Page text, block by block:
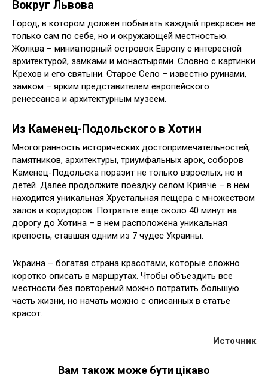
Вокруг Львова
Город, в котором должен побывать каждый прекрасен не
только сам по себе, но и окружающей местностью.
Жолква – миниатюрный островок Европу с интересной
архитектурой, замками и монастырями. Словно с картинки
Крехов и его святыни. Старое Село – известно руинами,
замком – ярким представителем европейского
ренессанса и архитектурным музеем.
Из Каменец-Подольского в Хотин
Многогранность исторических достопримечательностей,
памятников, архитектуры, триумфальных арок, соборов
Каменец-Подольска поразит не только взрослых, но и
детей. Далее продолжите поездку селом Кривче – в нем
находится уникальная Хрустальная пещера с множеством
залов и коридоров. Потратьте еще около 40 минут на
дорогу до Хотина – в нем расположена уникальная
крепость, ставшая одним из 7 чудес Украины.
Украина – богатая страна красотами, которые сложно
коротко описать в маршрутах. Чтобы объездить все
местности без повторений можно потратить большую
часть жизни, но начать можно с описанных в статье
красот.
Источник
Вам також може бути цікаво